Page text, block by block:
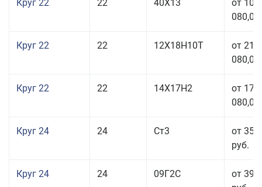
Круг 22 22 40Х13
от 103
080,00
Круг 22 22 12Х18Н10Т
от 210
080,00
Круг 22 22 14Х17Н2
от 175
080,00
Круг 24 24 Ст3
от 35
руб.
Круг 24 24 09Г2С
от 39